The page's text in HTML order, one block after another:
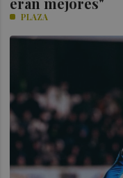
PLAZA